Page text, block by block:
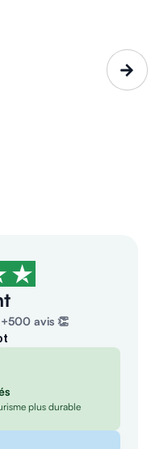
avis 👏
plus durable